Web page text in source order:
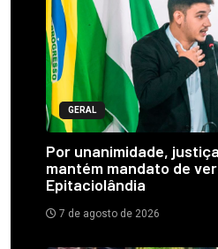
GERAL
Por unanimidade,
mantém mandato de
Epitaciolândia
7 de agosto de 2026